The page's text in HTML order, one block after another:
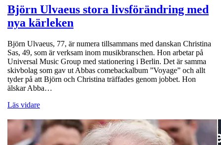
Björn Ulvaeus stora livsförändring med
nya kärleken
Björn Ulvaeus, 77, är numera tillsammans med danskan Christina
Sas, 49, som är verksam inom musikbranschen. Hon arbetar på
Universal Music Group med stationering i Berlin. Det är samma
skivbolag som gav ut Abbas comebackalbum ”Voyage” och allt
tyder på att Björn och Christina träffades genom jobbet. Hon
älskar Abba…
Läs vidare